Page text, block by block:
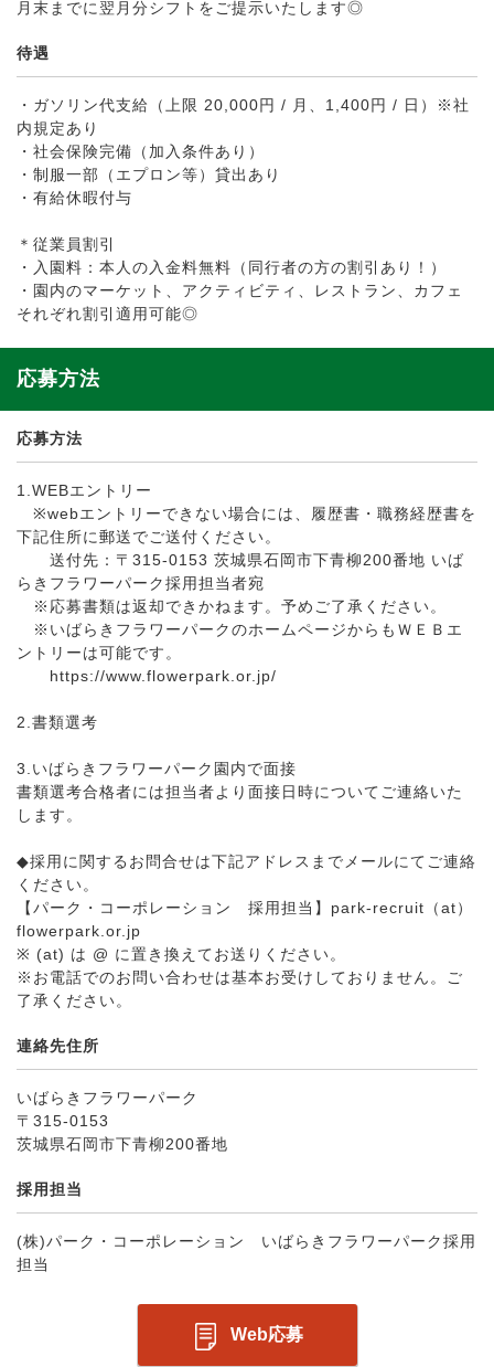
月末までに翌月分シフトをご提示いたします◎
待遇
・ガソリン代支給（上限 20,000円 / 月、1,400円 / 日）※社
内規定あり
・社会保険完備（加入条件あり）
・制服一部（エプロン等）貸出あり
・有給休暇付与
＊従業員割引
・入園料：本人の入金料無料（同行者の方の割引あり！）
・園内のマーケット、アクティビティ、レストラン、カフェ
それぞれ割引適用可能◎
応募方法
応募方法
1.WEBエントリー
※webエントリーできない場合には、履歴書・職務経歴書を
下記住所に郵送でご送付ください。
送付先：〒315-0153 茨城県石岡市下青柳200番地 いば
らきフラワーパーク採用担当者宛
※応募書類は返却できかねます。予めご了承ください。
※いばらきフラワーパークのホームページからもＷＥＢエ
ントリーは可能です。
https://www.flowerpark.or.jp/
2.書類選考
3.いばらきフラワーパーク園内で面接
書類選考合格者には担当者より面接日時についてご連絡いた
します。
◆採用に関するお問合せは下記アドレスまでメールにてご連絡
ください。
【パーク・コーポレーション 採用担当】park-recruit（at）
flowerpark.or.jp
※ (at) は @ に置き換えてお送りください。
※お電話でのお問い合わせは基本お受けしておりません。ご
了承ください。
連絡先住所
いばらきフラワーパーク
〒315-0153
茨城県石岡市下青柳200番地
採用担当
(株)パーク・コーポレーション いばらきフラワーパーク採用
担当
Web応募